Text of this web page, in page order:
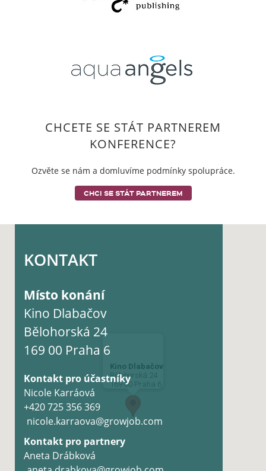
CHCETE SE STÁT PARTNEREM
KONFERENCE?
Ozvěte se nám a domluvíme podmínky spolupráce.
CHCI SE STÁT PARTNEREM
Kino Dlabačov
Bělohorská 24
169 00 Praha 6
KONTAKT
Místo konání
Kino Dlabačov
Bělohorská 24
169 00 Praha 6
Kontakt pro účastníky
Nicole Karráová
+420 725 356 369
nicole.karraova@growjob.com
Kontakt pro partnery
Aneta Drábková